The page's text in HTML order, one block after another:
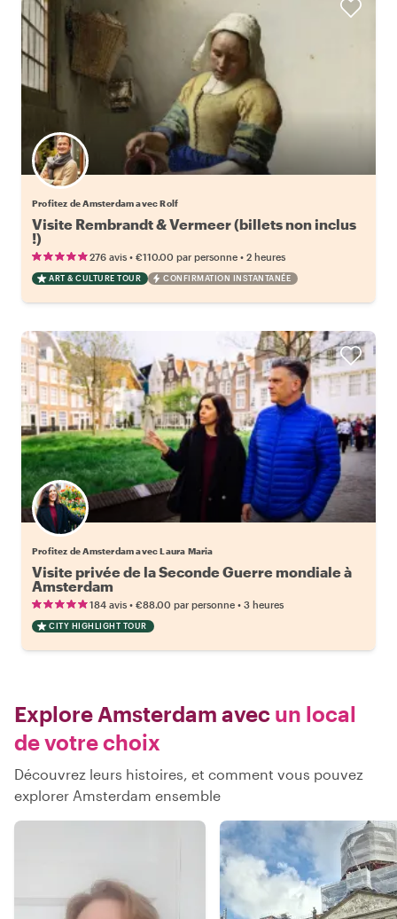
Profitez de Amsterdam avec Rolf
Visite Rembrandt & Vermeer (billets non inclus
!)
276 avis • €110.00 par personne • 2 heures
ART & CULTURE TOUR CONFIRMATION INSTANTANÉE
Profitez de Amsterdam avec Laura Maria
Visite privée de la Seconde Guerre mondiale à
Amsterdam
184 avis • €88.00 par personne • 3 heures
CITY HIGHLIGHT TOUR
Explore Amsterdam avec un local
de votre choix
Découvrez leurs histoires, et comment vous pouvez
explorer Amsterdam ensemble